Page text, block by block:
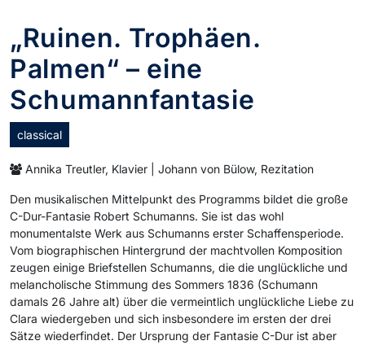
„Ruinen. Trophäen.
Palmen“ – eine
Schumannfantasie
classical
Annika Treutler, Klavier | Johann von Bülow, Rezitation
Den musikalischen Mittelpunkt des Programms bildet die große
C-Dur-Fantasie Robert Schumanns. Sie ist das wohl
monumentalste Werk aus Schumanns erster Schaffensperiode.
Vom biographischen Hintergrund der machtvollen Komposition
zeugen einige Briefstellen Schumanns, die die unglückliche und
melancholische Stimmung des Sommers 1836 (Schumann
damals 26 Jahre alt) über die vermeintlich unglückliche Liebe zu
Clara wiedergeben und sich insbesondere im ersten der drei
Sätze wiederfindet. Der Ursprung der Fantasie C-Dur ist aber